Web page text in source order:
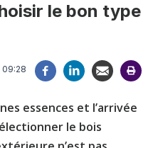
le bon type
09:28
essences et l’arrivée
le bois